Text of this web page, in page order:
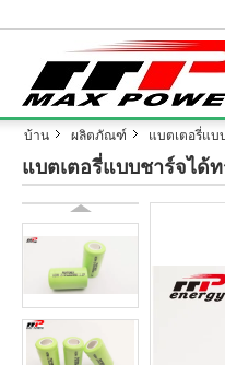
บ้าน ผลิตภัณฑ์ แบตเตอรี่แบ
แบตเตอรี่แบบชาร์จได้